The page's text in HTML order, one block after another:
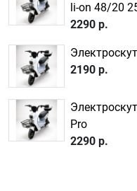
li-on 48/20
2290 р.
2190 р.
Pro
2290 р.